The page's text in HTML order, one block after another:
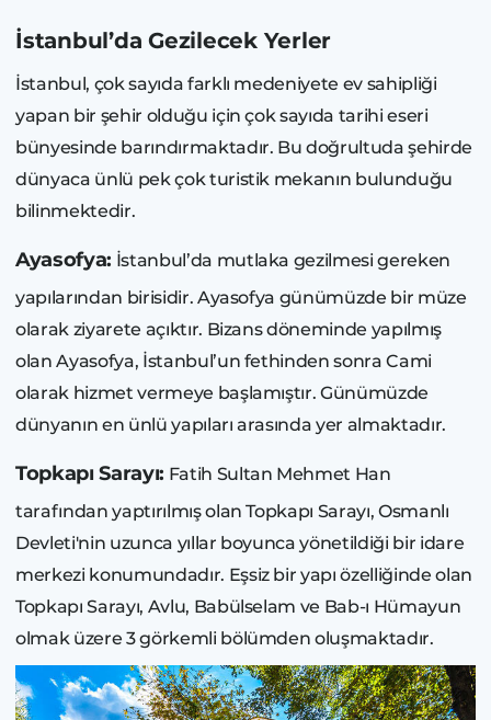
İstanbul’da Gezilecek Yerler
İstanbul, çok sayıda farklı medeniyete ev sahipliği
yapan bir şehir olduğu için çok sayıda tarihi eseri
bünyesinde barındırmaktadır. Bu doğrultuda şehirde
dünyaca ünlü pek çok turistik mekanın bulunduğu
bilinmektedir.
Ayasofya: İstanbul’da mutlaka gezilmesi gereken
yapılarından birisidir. Ayasofya günümüzde bir müze
olarak ziyarete açıktır. Bizans döneminde yapılmış
olan Ayasofya, İstanbul’un fethinden sonra Cami
olarak hizmet vermeye başlamıştır. Günümüzde
dünyanın en ünlü yapıları arasında yer almaktadır.
Topkapı Sarayı: Fatih Sultan Mehmet Han
tarafından yaptırılmış olan Topkapı Sarayı, Osmanlı
Devleti'nin uzunca yıllar boyunca yönetildiği bir idare
merkezi konumundadır. Eşsiz bir yapı özelliğinde olan
Topkapı Sarayı, Avlu, Babülselam ve Bab-ı Hümayun
olmak üzere 3 görkemli bölümden oluşmaktadır.